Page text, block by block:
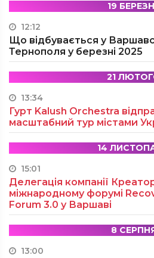
19
12:12
Що відбувається у
Тернополя у березні 2025
21
13:34
Гурт Kalush Orchestra
масштабний тур містами
14
15:01
Делегація компанії
міжнародному форумі
Forum 3.0 у Варшаві
8
13:00